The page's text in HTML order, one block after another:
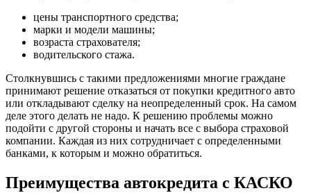
цены транспортного средства;
марки и модели машины;
возраста страхователя;
водительского стажа.
Столкнувшись с такими предложениями многие граждане
принимают решение отказаться от покупки кредитного авто
или откладывают сделку на неопределенный срок. На самом
деле этого делать не надо. К решению проблемы можно
подойти с другой стороны и начать все с выбора страховой
компании. Каждая из них сотрудничает с определенными
банками, к которым и можно обратиться.
Преимущества автокредита с КАСКО